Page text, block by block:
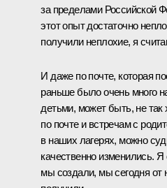
за пределами Российской
этот опыт достаточно
получили неплохие, я
И даже по почте, которая
раньше было очень много
детьми, может быть, не
по почте и встречам с
в наших лагерях, можно
качественно изменились.
мы создали, мы сегодня от